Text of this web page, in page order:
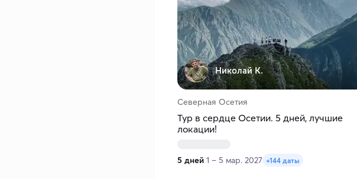
Николай К.
Северная Осетия
Тур в сердце Осетии. 5 дней, лучшие
локации!
5 дней 1 – 5 мар. 2027 +144 даты